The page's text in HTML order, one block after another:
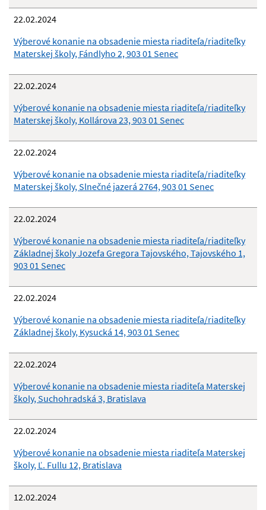
22.02.2024
Výberové konanie na obsadenie miesta riaditeľa/riaditeľky
Materskej školy, Fándlyho 2, 903 01 Senec
22.02.2024
Výberové konanie na obsadenie miesta riaditeľa/riaditeľky
Materskej školy, Kollárova 23, 903 01 Senec
22.02.2024
Výberové konanie na obsadenie miesta riaditeľa/riaditeľky
Materskej školy, Slnečné jazerá 2764, 903 01 Senec
22.02.2024
Výberové konanie na obsadenie miesta riaditeľa/riaditeľky
Základnej školy Jozefa Gregora Tajovského, Tajovského 1,
903 01 Senec
22.02.2024
Výberové konanie na obsadenie miesta riaditeľa/riaditeľky
Základnej školy, Kysucká 14, 903 01 Senec
22.02.2024
Výberové konanie na obsadenie miesta riaditeľa Materskej
školy, Suchohradská 3, Bratislava
22.02.2024
Výberové konanie na obsadenie miesta riaditeľa Materskej
školy, Ľ. Fullu 12, Bratislava
12.02.2024